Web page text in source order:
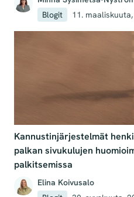
Blogit
11.
Kannustinjärjestelmät
palkan sivukulujen
palkitsemissa
Elina Koivusalo